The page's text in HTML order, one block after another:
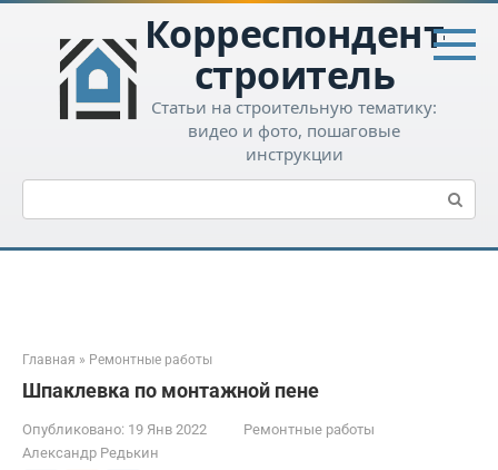
Перейти
контенту
Корреспондент-
строитель
Статьи на строительную тематику:
видео и фото, пошаговые
инструкции
Поиск:
Главная » Ремонтные работы
Шпаклевка по монтажной пене
Опубликовано: 19 Янв 2022
Ремонтные работы
Александр Редькин